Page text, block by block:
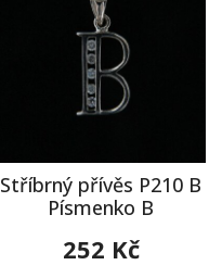
Stříbrný přívěs P210 B
Písmenko B
252 Kč